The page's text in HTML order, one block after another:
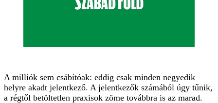
A milliók sem csábítóak: eddig csak minden negyedik
helyre akadt jelentkező. A jelentkezők számából úgy tűnik,
a régtől betöltetlen praxisok zöme továbbra is az marad.